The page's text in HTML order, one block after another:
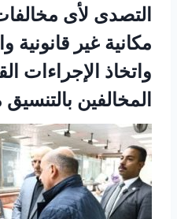
التصدى لأى
مكانية غير قانونية
واتخاذ الإجراءات
المخالفين